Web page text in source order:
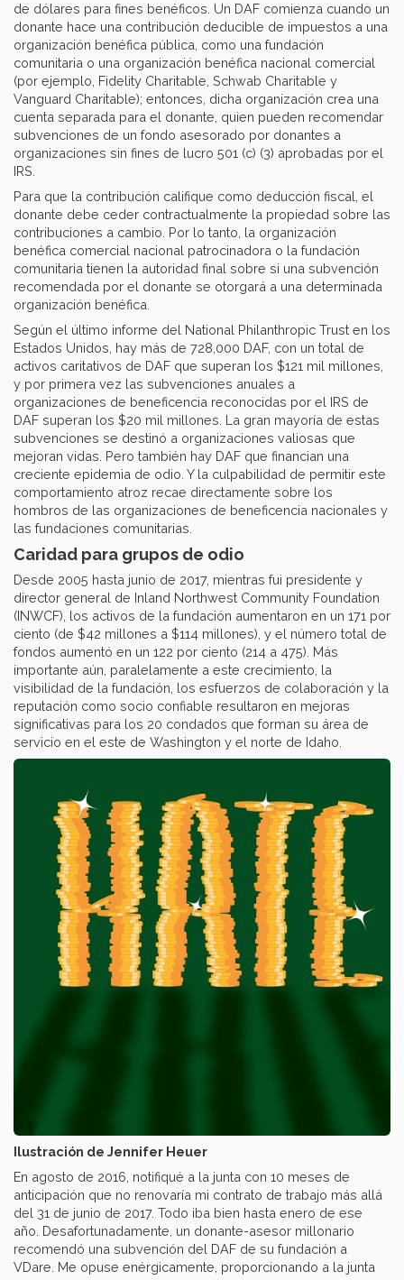
de dólares para fines benéficos. Un DAF comienza cuando un
donante hace una contribución deducible de impuestos a una
organización benéfica pública, como una fundación
comunitaria o una organización benéfica nacional comercial
(por ejemplo, Fidelity Charitable, Schwab Charitable y
Vanguard Charitable); entonces, dicha organización crea una
cuenta separada para el donante, quien pueden recomendar
subvenciones de un fondo asesorado por donantes a
organizaciones sin fines de lucro 501 (c) (3) aprobadas por el
IRS.
Para que la contribución califique como deducción fiscal, el
donante debe ceder contractualmente la propiedad sobre las
contribuciones a cambio. Por lo tanto, la organización
benéfica comercial nacional patrocinadora o la fundación
comunitaria tienen la autoridad final sobre si una subvención
recomendada por el donante se otorgará a una determinada
organización benéfica.
Según el último informe del National Philanthropic Trust en los
Estados Unidos, hay más de 728,000 DAF, con un total de
activos caritativos de DAF que superan los $121 mil millones,
y por primera vez las subvenciones anuales a
organizaciones de beneficencia reconocidas por el IRS de
DAF superan los $20 mil millones. La gran mayoría de estas
subvenciones se destinó a organizaciones valiosas que
mejoran vidas. Pero también hay DAF que financian una
creciente epidemia de odio. Y la culpabilidad de permitir este
comportamiento atroz recae directamente sobre los
hombros de las organizaciones de beneficencia nacionales y
las fundaciones comunitarias.
Caridad para grupos de odio
Desde 2005 hasta junio de 2017, mientras fui presidente y
director general de Inland Northwest Community Foundation
(INWCF), los activos de la fundación aumentaron en un 171 por
ciento (de $42 millones a $114 millones), y el número total de
fondos aumentó en un 122 por ciento (214 a 475). Más
importante aún, paralelamente a este crecimiento, la
visibilidad de la fundación, los esfuerzos de colaboración y la
reputación como socio confiable resultaron en mejoras
significativas para los 20 condados que forman su área de
servicio en el este de Washington y el norte de Idaho.
Ilustración de Jennifer Heuer
En agosto de 2016, notifiqué a la junta con 10 meses de
anticipación que no renovaría mi contrato de trabajo más allá
del 31 de junio de 2017. Todo iba bien hasta enero de ese
año. Desafortunadamente, un donante-asesor millonario
recomendó una subvención del DAF de su fundación a
VDare. Me opuse enérgicamente, proporcionando a la junta